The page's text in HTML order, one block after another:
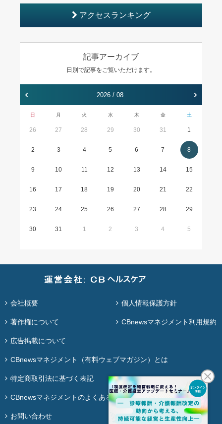
アクセスランキング
記事アーカイブ
日別で記事をご覧いただけます。
‹ 2026 / 08 ›
日 月 火 水 木 金 土
26 27 28 29 30 31 1
2 3 4 5 6 7 8
9 10 11 12 13 14 15
16 17 18 19 20 21 22
23 24 25 26 27 28 29
30 31 1 2 3 4 5
会社概要 個人情報保護方針
著作権について CBnewsマネジメント利用規約
広告掲載について
CBnewsマネジメント（有料ウェブマガジン）とは
特定商取引法に基づく表記
CBnewsマネジメントのよくある質問
お問い合わせ